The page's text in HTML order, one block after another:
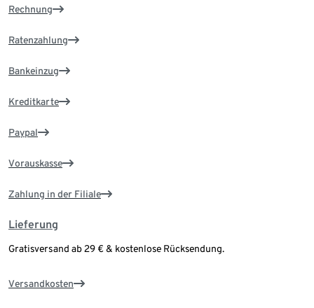
Rechnung
Ratenzahlung
Bankeinzug
Kreditkarte
Paypal
Vorauskasse
Zahlung in der Filiale
Lieferung
Gratisversand ab 29 € & kostenlose Rücksendung.
Versandkosten